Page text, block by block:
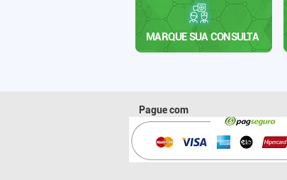
MARQUE SUA CONSULTA
Pague com